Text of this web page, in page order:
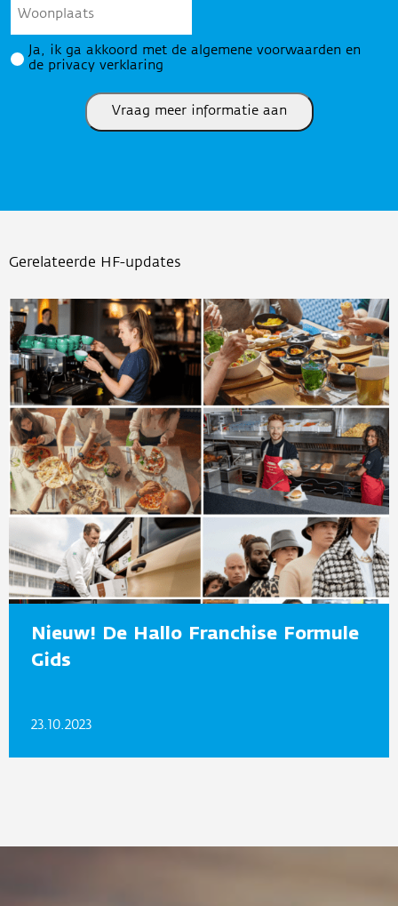
Privacy*
Ja, ik ga akkoord met de algemene voorwaarden en
de privacy verklaring
Vraag meer informatie aan
Gerelateerde HF-updates
Nieuw! De Hallo Franchise Formule
Gids
23.10.2023